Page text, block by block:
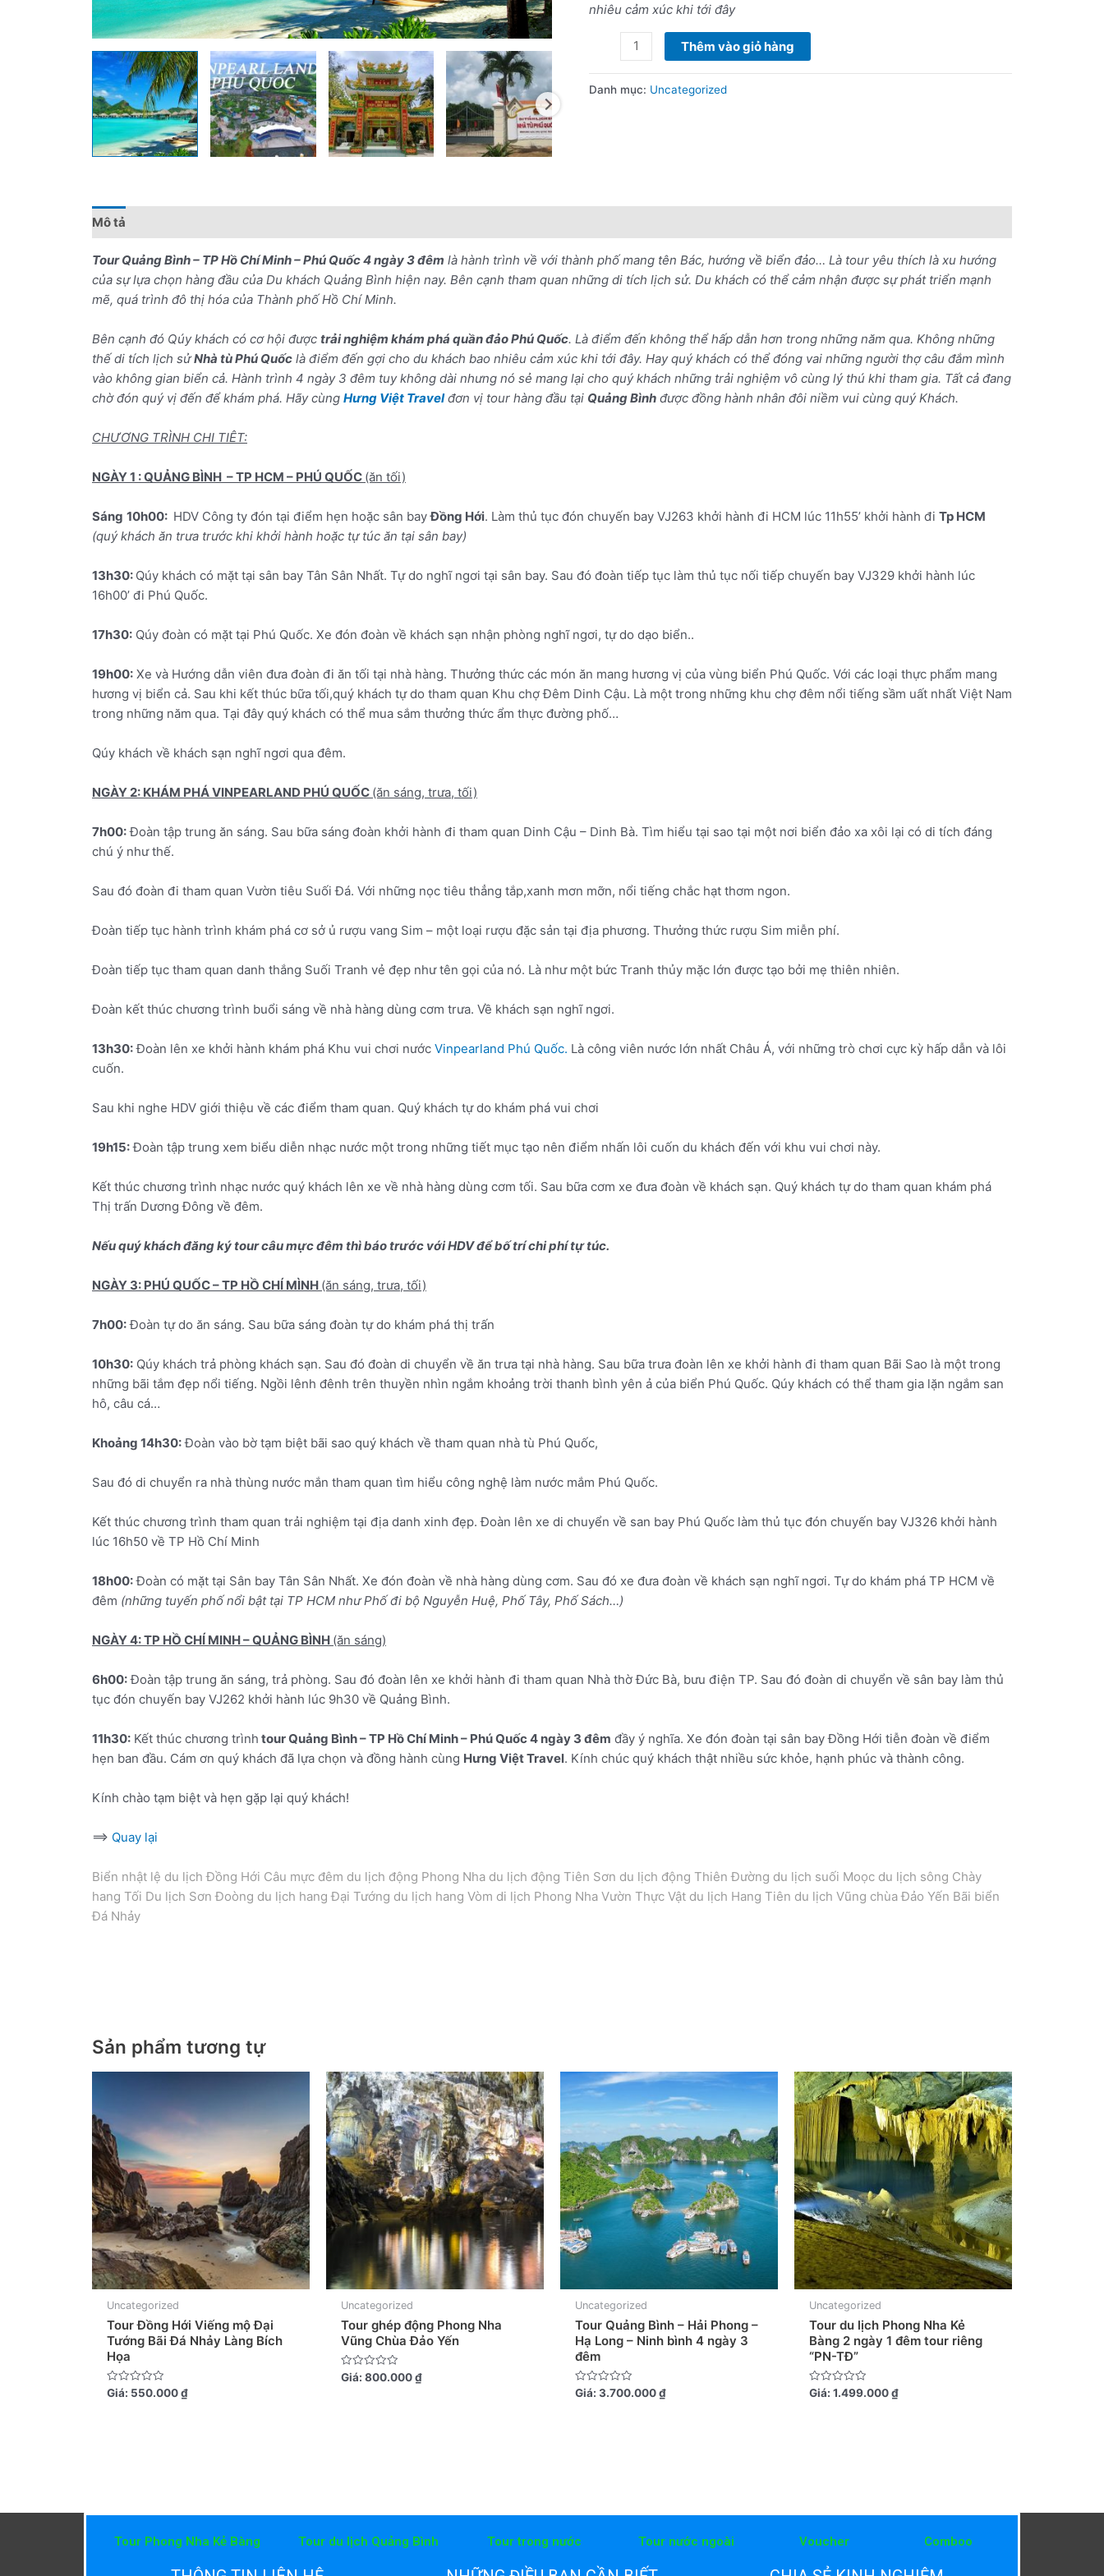
nhiêu cảm xúc khi tới đây
4
số
Thêm vào giỏ hàng
Danh mục: Uncategorized
Mô tả
Tour Quảng Bình – TP Hồ Chí Minh – Phú Quốc 4 ngày 3 đêm là hành trình về với thành phố mang tên Bác, hướng về biển đảo… Là tour yêu thích là xu hướng
của sự lựa chọn hàng đầu của Du khách Quảng Bình hiện nay. Bên cạnh tham quan những di tích lịch sử. Du khách có thể cảm nhận được sự phát triển mạnh
mẽ, quá trình đô thị hóa của Thành phố Hồ Chí Minh.
Bên cạnh đó Qúy khách có cơ hội được trải nghiệm khám phá quần đảo Phú Quốc. Là điểm đến không thể hấp dẫn hơn trong những năm qua. Không những
thế di tích lịch sửNhà tù Phú Quốc là điểm đến gợi cho du khách bao nhiêu cảm xúc khi tới đây. Hay quý khách có thể đóng vai những người thợ câu đắm mình
vào không gian biển cả. Hành trình 4 ngày 3 đêm tuy không dài nhưng nó sẻ mang lại cho quý khách những trải nghiệm vô cùng lý thú khi tham gia. Tất cả đang
chờ đón quý vị đến để khám phá. Hãy cùng Hưng Việt Travelđơn vị tour hàng đầu tại Quảng Bình được đồng hành nhân đôi niềm vui cùng quý Khách.
CHƯƠNG TRÌNH CHI TIÊT:
NGÀY 1 : QUẢNG BÌNH – TP HCM – PHÚ QUỐC (ăn tối)
Sáng 10h00: HDV Công ty đón tại điểm hẹn hoặc sân bayĐồng Hới. Làm thủ tục đón chuyến bay VJ263 khởi hành đi HCM lúc 11h55’ khởi hành đi Tp HCM
(quý khách ăn trưa trước khi khởi hành hoặc tự túc ăn tại sân bay)
13h30: Qúy khách có mặt tại sân bay Tân Sân Nhất. Tự do nghĩ ngơi tại sân bay. Sau đó đoàn tiếp tục làm thủ tục nối tiếp chuyến bay VJ329 khởi hành lúc
16h00’ đi Phú Quốc.
17h30: Qúy đoàn có mặt tại Phú Quốc. Xe đón đoàn về khách sạn nhận phòng nghĩ ngơi, tự do dạo biển..
19h00: Xe và Hướng dẫn viên đưa đoàn đi ăn tối tại nhà hàng. Thưởng thức các món ăn mang hương vị của vùng biển Phú Quốc. Với các loại thực phẩm mang
hương vị biển cả. Sau khi kết thúc bữa tối,quý khách tự do tham quan Khu chợ Đêm Dinh Cậu. Là một trong những khu chợ đêm nổi tiếng sầm uất nhất Việt Nam
trong những năm qua. Tại đây quý khách có thể mua sắm thưởng thức ẩm thực đường phố…
Qúy khách về khách sạn nghĩ ngơi qua đêm.
NGÀY 2: KHÁM PHÁ VINPEARLAND PHÚ QUỐC (ăn sáng, trưa, tối)
7h00:Đoàn tập trung ăn sáng. Sau bữa sáng đoàn khởi hành đi tham quan Dinh Cậu – Dinh Bà. Tìm hiểu tại sao tại một nơi biển đảo xa xôi lại có di tích đáng
chú ý như thế.
Sau đó đoàn đi tham quan Vườn tiêu Suối Đá. Với những nọc tiêu thẳng tắp,xanh mơn mỡn, nổi tiếng chắc hạt thơm ngon.
Đoàn tiếp tục hành trình khám phá cơ sở ủ rượu vang Sim – một loại rượu đặc sản tại địa phương. Thưởng thức rượu Sim miễn phí.
Đoàn tiếp tục tham quan danh thắng Suối Tranh vẻ đẹp như tên gọi của nó. Là như một bức Tranh thủy mặc lớn được tạo bởi mẹ thiên nhiên.
Đoàn kết thúc chương trình buổi sáng về nhà hàng dùng cơm trưa. Về khách sạn nghĩ ngơi.
13h30:Đoàn lên xe khởi hành khám phá Khu vui chơi nước Vinpearland Phú Quốc. Là công viên nước lớn nhất Châu Á, với những trò chơi cực kỳ hấp dẫn và lôi
cuốn.
Sau khi nghe HDV giới thiệu về các điểm tham quan. Quý khách tự do khám phá vui chơi
19h15:Đoàn tập trung xem biểu diễn nhạc nước một trong những tiết mục tạo nên điểm nhấn lôi cuốn du khách đến với khu vui chơi này.
Kết thúc chương trình nhạc nước quý khách lên xe về nhà hàng dùng cơm tối. Sau bữa cơm xe đưa đoàn về khách sạn. Quý khách tự do tham quan khám phá
Thị trấn Dương Đông về đêm.
Nếu quý khách đăng ký tour câu mực đêm thì báo trước với HDV để bố trí chi phí tự túc.
NGÀY 3: PHÚ QUỐC – TP HỒ CHÍ MÌNH (ăn sáng, trưa, tối)
7h00:Đoàn tự do ăn sáng. Sau bữa sáng đoàn tự do khám phá thị trấn
10h30: Qúy khách trả phòng khách sạn. Sau đó đoàn di chuyển về ăn trưa tại nhà hàng. Sau bữa trưa đoàn lên xe khởi hành đi tham quan Bãi Sao là một trong
những bãi tắm đẹp nổi tiếng. Ngồi lênh đênh trên thuyền nhìn ngắm khoảng trời thanh bình yên ả của biển Phú Quốc. Qúy khách có thể tham gia lặn ngắm san
hô, câu cá…
Khoảng 14h30:Đoàn vào bờ tạm biệt bãi sao quý khách về tham quan nhà tù Phú Quốc,
Sau đó di chuyển ra nhà thùng nước mắn tham quan tìm hiểu công nghệ làm nước mắm Phú Quốc.
Kết thúc chương trình tham quan trải nghiệm tại địa danh xinh đẹp. Đoàn lên xe di chuyển về san bay Phú Quốc làm thủ tục đón chuyến bay VJ326 khởi hành
lúc 16h50 về TP Hồ Chí Minh
18h00:Đoàn có mặt tại Sân bay Tân Sân Nhất. Xe đón đoàn về nhà hàng dùng cơm. Sau đó xe đưa đoàn về khách sạn nghĩ ngơi. Tự do khám phá TP HCM về
đêm (những tuyến phố nổi bật tại TP HCM như Phố đi bộ Nguyễn Huệ, Phố Tây, Phố Sách…)
NGÀY 4: TP HỒ CHÍ MINH – QUẢNG BÌNH (ăn sáng)
6h00:Đoàn tập trung ăn sáng, trả phòng. Sau đó đoàn lên xe khởi hành đi tham quan Nhà thờ Đức Bà, bưu điện TP. Sau đó đoàn di chuyển về sân bay làm thủ
tục đón chuyến bay VJ262 khởi hành lúc 9h30 về Quảng Bình.
11h30: Kết thúc chương trình tour Quảng Bình – TP Hồ Chí Minh – Phú Quốc 4 ngày 3 đêm đầy ý nghĩa. Xe đón đoàn tại sân bay Đồng Hới tiễn đoàn về điểm
hẹn ban đầu. Cám ơn quý khách đã lựa chọn và đồng hành cùng Hưng Việt Travel. Kính chúc quý khách thật nhiều sức khỏe, hạnh phúc và thành công.
Kính chào tạm biệt và hẹn gặp lại quý khách!
==> Quay lại
Biển nhật lệ du lịch Đồng Hới Câu mực đêm du lịch động Phong Nha du lịch động Tiên Sơn du lịch động Thiên Đường du lịch suối Moọc du lịch sông Chày
hang Tối Du lịch Sơn Đoòng du lịch hang Đại Tướng du lịch hang Vòm di lịch Phong Nha Vườn Thực Vật du lịch Hang Tiên du lịch Vũng chùa Đảo Yến Bãi biển
Đá Nhảy
Sản phẩm tương tự
Uncategorized
Tour Đồng Hới Viếng mộ Đại
Tướng Bãi Đá Nhảy Làng Bích
Họa
Được
Giá: 550.000₫
Uncategorized
Tour ghép động Phong Nha
Vũng Chùa Đảo Yến
Được
Giá: 800.000₫
Uncategorized
Tour Quảng Bình – Hải Phong –
Hạ Long – Ninh bình 4 ngày 3
đêm
Được
Giá: 3.700.000₫
Uncategorized
Tour du lịch Phong Nha Kẻ
Bàng 2 ngày 1 đêm tour riêng
“PN-TĐ”
Được
Giá: 1.499.000₫
Tour Phong Nha Kẻ Bàng Tour du lịch Quảng Bình Tour trong nước Tour nước ngoài Voucher Comboo